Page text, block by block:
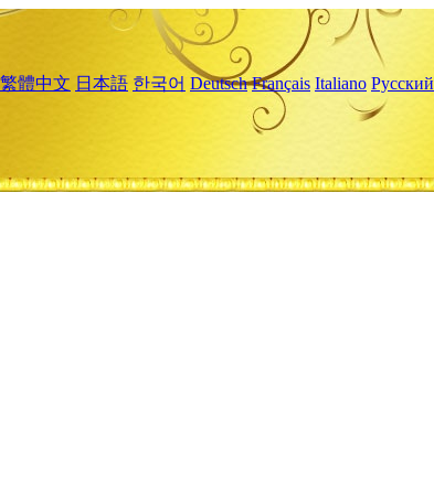
繁體中文 日本語 한국어 Deutsch Français Italiano Русский